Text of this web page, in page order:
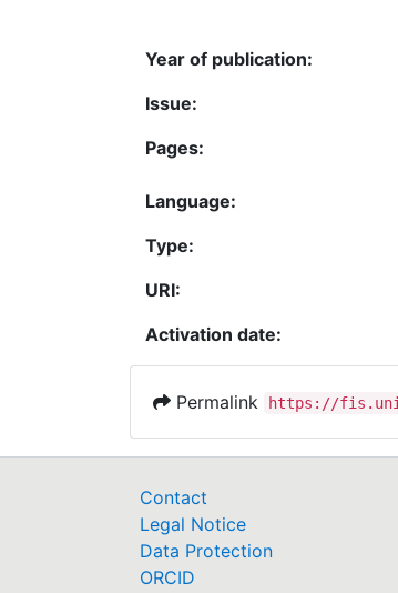
Year of publication:
Issue:
Pages:
Language:
Type:
URI:
Activation date:
Permalink https://fis.uni-
Contact
Legal Notice
Data Protection
ORCID